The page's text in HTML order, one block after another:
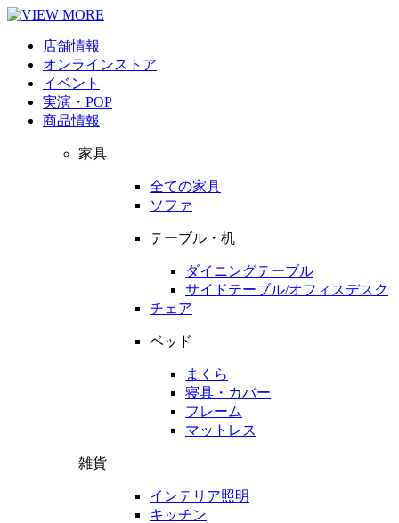
店舗情報
オンラインストア
イベント
実演・POP
商品情報
家具
全ての家具
ソファ
テーブル・机
ダイニングテーブル
サイドテーブル/オフィスデスク
チェア
ベッド
まくら
寝具・カバー
フレーム
マットレス
雑貨
インテリア照明
キッチン